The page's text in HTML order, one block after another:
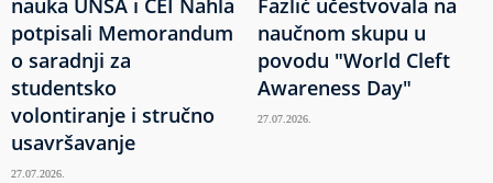
potpisali Memorandum
o saradnji za
studentsko
volontiranje i stručno
usavršavanje
27.07.2026.
naučnom skupu u
povodu "World Cleft
Awareness Day"
27.07.2026.